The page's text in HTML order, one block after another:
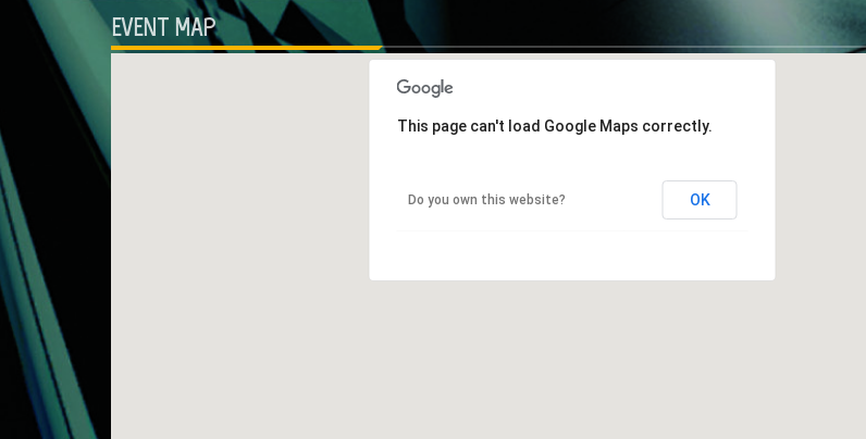
EVENT MAP
This page can't load Google Maps correctly.
Do you own this website? OK